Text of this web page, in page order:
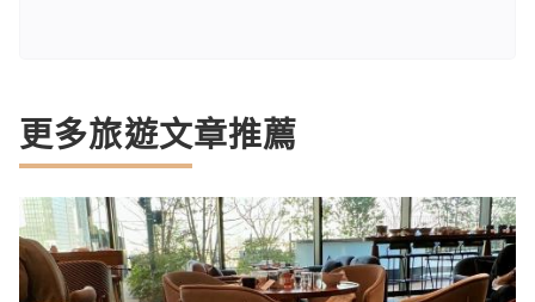
更多旅遊文章推薦